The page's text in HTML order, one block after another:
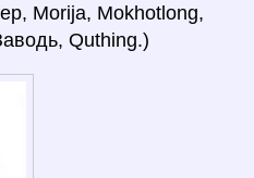
Morija, Mokhotlong,
Quthing.)